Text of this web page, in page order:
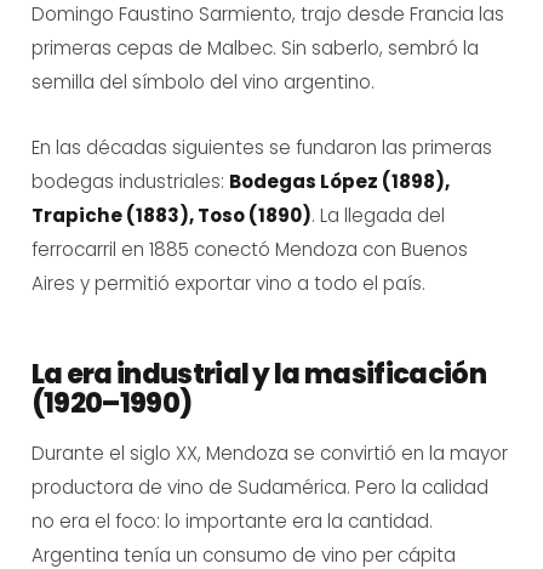
Domingo Faustino Sarmiento, trajo desde Francia las
primeras cepas de Malbec. Sin saberlo, sembró la
semilla del símbolo del vino argentino.
En las décadas siguientes se fundaron las primeras
bodegas industriales: Bodegas López (1898),
Trapiche (1883), Toso (1890). La llegada del
ferrocarril en 1885 conectó Mendoza con Buenos
Aires y permitió exportar vino a todo el país.
La era industrial y la masificación
(1920–1990)
Durante el siglo XX, Mendoza se convirtió en la mayor
productora de vino de Sudamérica. Pero la calidad
no era el foco: lo importante era la cantidad.
Argentina tenía un consumo de vino per cápita